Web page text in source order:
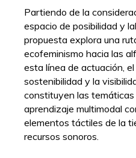
Partiendo de la
espacio de posibilidad y
propuesta explora una
ecofeminismo hacia las
esta línea de actuación,
sostenibilidad y la
constituyen las temáticas
aprendizaje multimodal
elementos táctiles de la
recursos sonoros.